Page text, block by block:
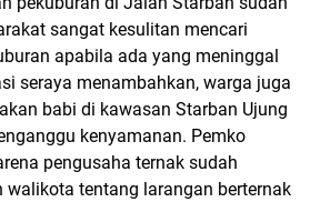
sangat kesulitan mencari
apabila ada yang meninggal
seraya menambahkan, warga juga
babi di kawasan Starban Ujung
kenyamanan. Pemko
pengusaha ternak sudah
walikota tentang larangan berternak